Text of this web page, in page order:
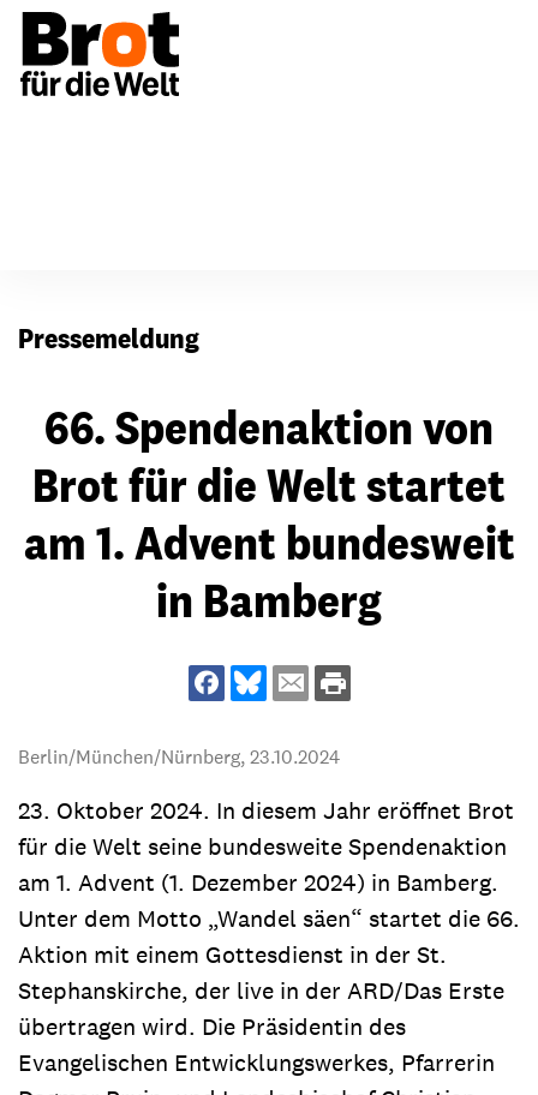
Pressemeldung
66. Spendenaktion von
Brot für die Welt startet
am 1. Advent bundesweit
in Bamberg
Berlin/München/Nürnberg,23.10.2024
23. Oktober 2024. In diesem Jahr eröffnet Brot
für die Welt seine bundesweite Spendenaktion
am 1. Advent (1. Dezember 2024) in Bamberg.
Unter dem Motto „Wandel säen“ startet die 66.
Aktion mit einem Gottesdienst in der St.
Stephanskirche, der live in der ARD/Das Erste
übertragen wird. Die Präsidentin des
Evangelischen Entwicklungswerkes, Pfarrerin